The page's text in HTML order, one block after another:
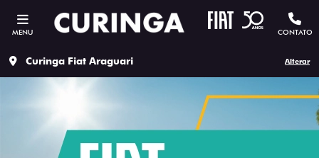
MENU CONTATO
Curinga Fiat Araguari Alterar